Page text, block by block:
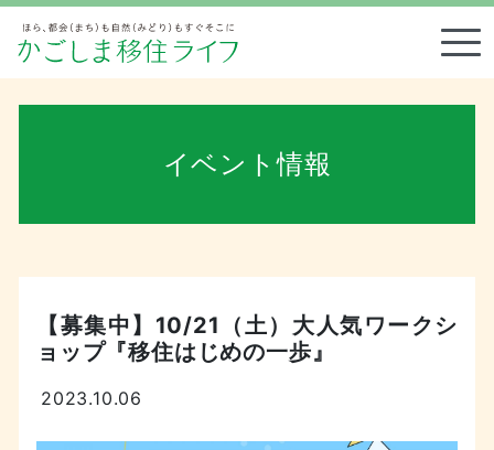
イベント情報
【募集中】10/21（土）大人気ワークシ
ョップ『移住はじめの一歩』
2023.10.06